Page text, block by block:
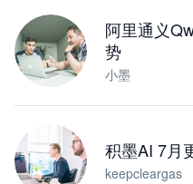
阿里通义
势
小墨
积墨AI 7月
keepcleargas